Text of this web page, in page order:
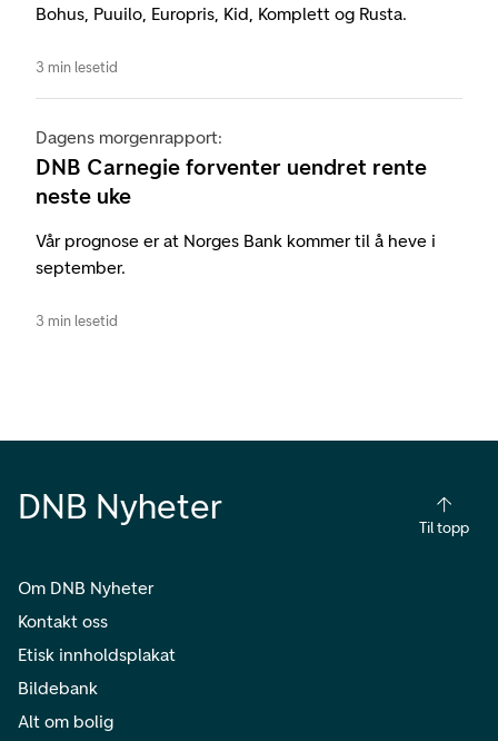
Bohus, Puuilo, Europris, Kid, Komplett og Rusta.
3 min lesetid
Dagens morgenrapport:
DNB Carnegie forventer uendret rente
neste uke
Vår prognose er at Norges Bank kommer til å heve i
september.
3 min lesetid
DNB Nyheter
Til topp
Om DNB Nyheter
Kontakt oss
Etisk innholdsplakat
Bildebank
Alt om bolig